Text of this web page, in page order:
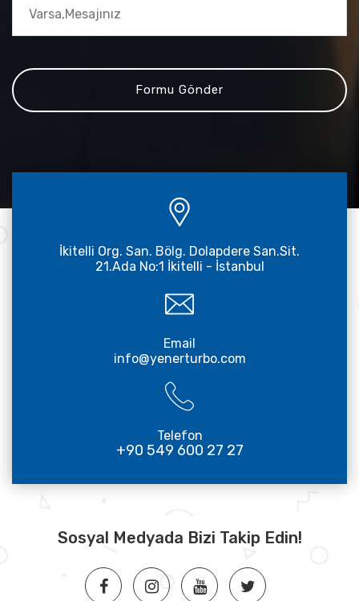
İkitelli Org. San. Bölg. Dolapdere San.Sit.
21.Ada No:1 İkitelli - İstanbul
Email
info@yenerturbo.com
Telefon
+90 549 600 27 27
Sosyal Medyada Bizi Takip Edin!